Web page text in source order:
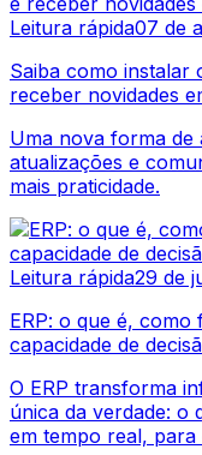
Leitura rápida07 de
Saiba como instalar
receber novidades
Uma nova forma
atualizações e
mais praticidade.
Leitura rápida29 de
ERP: o que é,
capacidade de
O ERP transforma
única da verdade: o
em tempo real, para